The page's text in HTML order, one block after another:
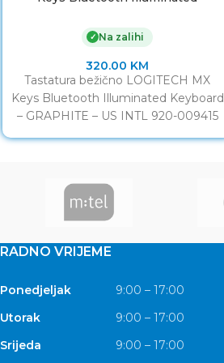
✓ Na zalihi
320.00 KM
Tastatura bežično LOGITECH MX
Keys Bluetooth Illuminated Keyboard
– GRAPHITE – US INTL 920-009415
RADNO VRIJEME
Ponedjeljak
9:00 – 17:00
Utorak
9:00 – 17:00
Srijeda
9:00 – 17:00